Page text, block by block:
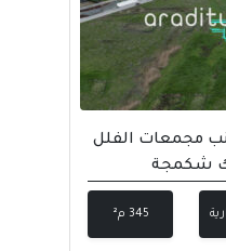
مجمعات الفلل
شكمجة
345 م²